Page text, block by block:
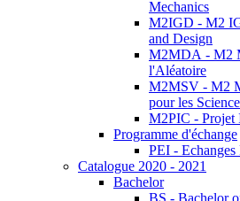
Mechanics
M2IGD - M2
and Design
M2MDA - M2
l'Aléatoire
M2MSV - M2
pour les
M2PIC - Projet
Programme d'échange
PEI - Echanges
Catalogue 2020 - 2021
Bachelor
BS - Bachelor